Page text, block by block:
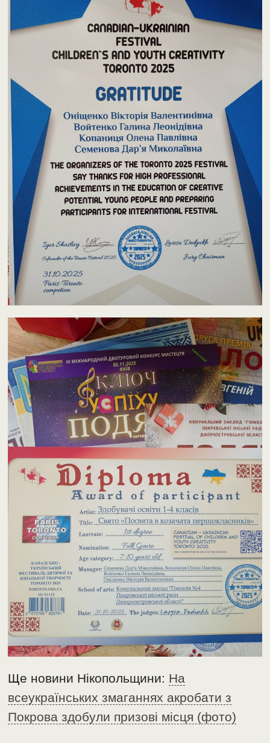
Ще новини Нікопольщини: На
всеукраїнських змаганнях акробати з
Покрова здобули призові місця (фото)